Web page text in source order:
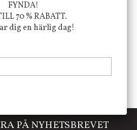
@JBHOME
PÅ NYHETSBREVET
FYNDA!
70 % RABATT.
dig en härlig dag!